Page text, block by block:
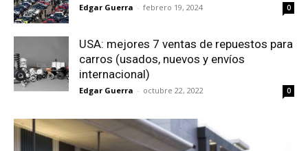
Edgar Guerra - febrero 19, 2024 0
USA: mejores 7 ventas de repuestos para
carros (usados, nuevos y envíos
internacional)
Edgar Guerra - octubre 22, 2022 0